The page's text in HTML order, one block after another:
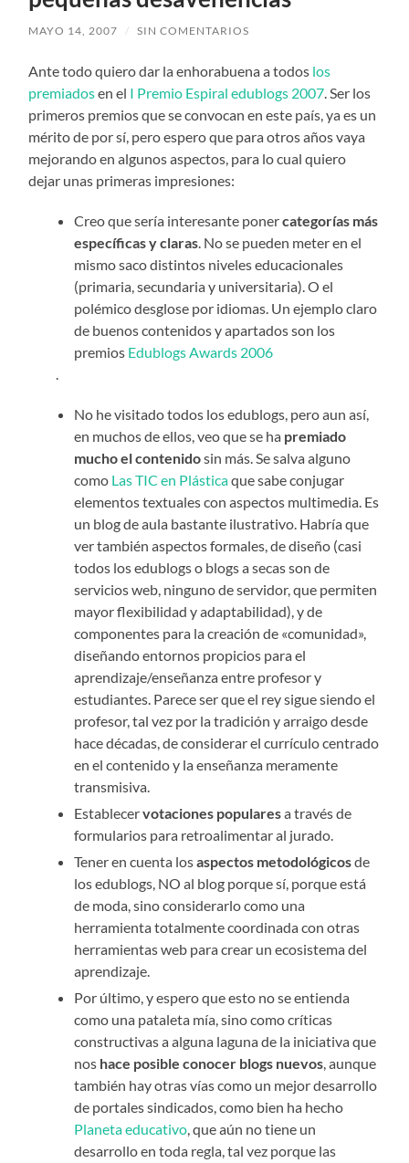
MAYO 14, 2007 / SIN COMENTARIOS
Ante todo quiero dar la enhorabuena a todos los
premiadosen el I Premio Espiral edublogs 2007. Ser los
primeros premios que se convocan en este país, ya es un
mérito de por sí, pero espero que para otros años vaya
mejorando en algunos aspectos, para lo cual quiero
dejar unas primeras impresiones:
Creo que sería interesante ponercategorías más
específicas y claras. No se pueden meter en el
mismo saco distintos niveles educacionales
(primaria, secundaria y universitaria). O el
polémico desglose por idiomas. Un ejemplo claro
de buenos contenidos y apartados son los
premios Edublogs Awards 2006
.
No he visitado todos los edublogs, pero aun así,
en muchos de ellos, veo que se ha premiado
mucho el contenidosin más. Se salva alguno
como Las TIC en Plásticaque sabe conjugar
elementos textuales con aspectos multimedia. Es
un blog de aula bastante ilustrativo. Habría que
ver también aspectos formales, de diseño (casi
todos los edublogs o blogs a secas son de
servicios web, ninguno de servidor, que permiten
mayor flexibilidad y adaptabilidad), y de
componentes para la creación de «comunidad»,
diseñando entornos propicios para el
aprendizaje/enseñanza entre profesor y
estudiantes. Parece ser que el rey sigue siendo el
profesor, tal vez por la tradición y arraigo desde
hace décadas, de considerar el currículo centrado
en el contenido y la enseñanza meramente
transmisiva.
Establecervotaciones popularesa través de
formularios para retroalimentar al jurado.
Tener en cuenta losaspectos metodológicosde
los edublogs, NO al blog porque sí, porque está
de moda, sino considerarlo como una
herramienta totalmente coordinada con otras
herramientas web para crear un ecosistema del
aprendizaje.
Por último, y espero que esto no se entienda
como una pataleta mía, sino como críticas
constructivas a alguna laguna de la iniciativa que
nos hace posible conocer blogs nuevos, aunque
también hay otras vías como un mejor desarrollo
de portales sindicados, como bien ha hecho
Planeta educativo, que aún no tiene un
desarrollo en toda regla, tal vez porque las